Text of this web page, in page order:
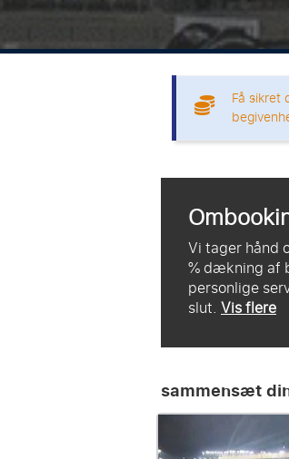
Få
Vi tager hånd
% dækning af
personlige
slut. Vis flere
sammensæt